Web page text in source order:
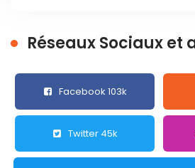
Réseaux Sociaux et
Facebook 103k
Twitter 45k